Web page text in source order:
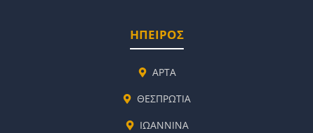
ΗΠΕΙΡΟΣ
ΑΡΤΑ
ΘΕΣΠΡΩΤΙΑ
ΙΩΑΝΝΙΝΑ